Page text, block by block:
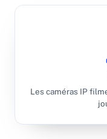
Les caméras IP